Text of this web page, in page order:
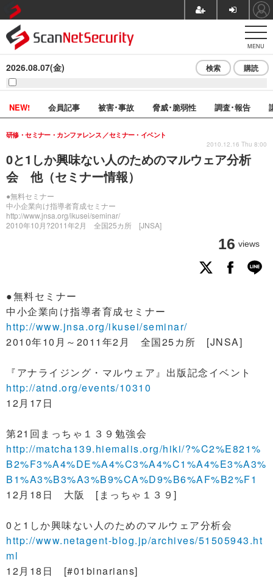
MENU
2026.08.07(金) 検索 購読
NEW! 会員記事 被害･事故 脅威･脆弱性 調査･報告
0と1しか興味ない人のためのマルウェア分析
会 他（セミナー情報）
●無料セミナー
中小企業向け指導者育成セミナー
http://www.jnsa.org/ikusei/seminar/
2010年10月?2011年2月 全国25カ所 [JNSA]
研修・セミナー・カンファレンス セミナー・イベント
16 views
2010.12.16 Thu 8:00
●無料セミナー
中小企業向け指導者育成セミナー
http://www.jnsa.org/ikusei/seminar/
2010年10月～2011年2月 全国25カ所 [JNSA]
『アナライジング・マルウェア』出版記念イベント
http://atnd.org/events/10310
12月17日
第21回まっちゃ１３９勉強会
http://matcha139.hiemalis.org/hiki/?%C2%E821%
B2%F3%A4%DE%A4%C3%A4%C1%A4%E3%A3%
B1%A3%B3%A3%B9%CA%D9%B6%AF%B2%F1
12月18日 大阪 [まっちゃ１３９]
0と1しか興味ない人のためのマルウェア分析会
http://www.netagent-blog.jp/archives/51505943.ht
ml
12月18日 [#01binarians]